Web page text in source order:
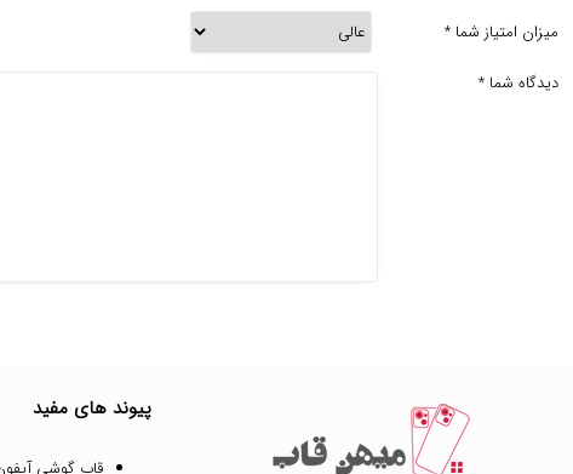
میزان امتیاز شما *
دیدگاه شما *
پیوند های مفید
قاب گوشی